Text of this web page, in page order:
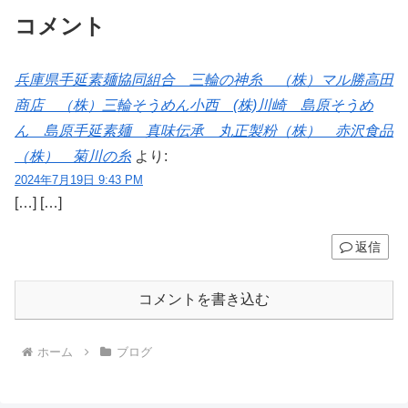
コメント
兵庫県手延素麺協同組合 三輪の神糸 （株）マル勝高田
商店 （株）三輪そうめん小西 (株)川崎 島原そうめ
ん 島原手延素麺 真味伝承 丸正製粉（株） 赤沢食品
（株） 菊川の糸 より:
2024年7月19日 9:43 PM
[…] […]
返信
コメントを書き込む
ホーム ブログ